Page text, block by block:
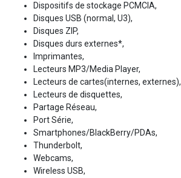
Dispositifs de stockage PCMCIA,
Disques USB (normal, U3),
Disques ZIP,
Disques durs externes*,
Imprimantes,
Lecteurs MP3/Media Player,
Lecteurs de cartes(internes, externes),
Lecteurs de disquettes,
Partage Réseau,
Port Série,
Smartphones/BlackBerry/PDAs,
Thunderbolt,
Webcams,
Wireless USB,